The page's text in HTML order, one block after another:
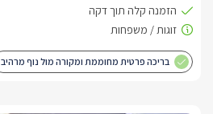
בריכה פרטית מחוממת ומקורה מול נוף מרהיב